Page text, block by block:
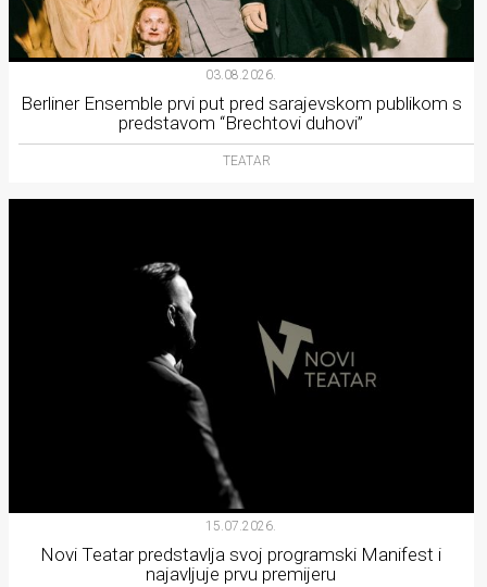
03.08.2026.
Berliner Ensemble prvi put pred sarajevskom publikom s
predstavom “Brechtovi duhovi”
TEATAR
15.07.2026.
Novi Teatar predstavlja svoj programski Manifest i
najavljuje prvu premijeru